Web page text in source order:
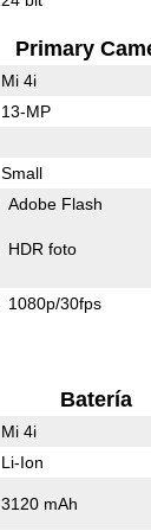
Primary
Mi 4i
13-MP
Small
Adobe Flash
HDR foto
1080p/30fps
Batería
Mi 4i
Li-Ion
3120 mAh